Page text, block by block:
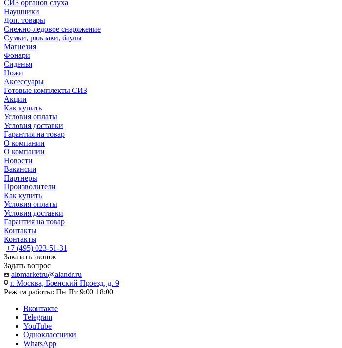
СИЗ органов слуха
Наушники
Доп. товары
Снежно-ледовое снаряжение
Сумки, рюкзаки, баулы
Магнезия
Фонари
Сиденья
Ножи
Аксессуары
Готовые комплекты СИЗ
Акции
Как купить
Условия оплаты
Условия доставки
Гарантия на товар
О компании
О компании
Новости
Вакансии
Партнеры
Производители
Как купить
Условия оплаты
Условия доставки
Гарантия на товар
Контакты
Контакты
+7 (495) 023-51-31
Заказать звонок
Задать вопрос
alpmarketru@alandr.ru
г. Москва, Боенский Проезд, д. 9
Режим работы: Пн-Пт 9:00-18:00
Вконтакте
Telegram
YouTube
Одноклассники
WhatsApp